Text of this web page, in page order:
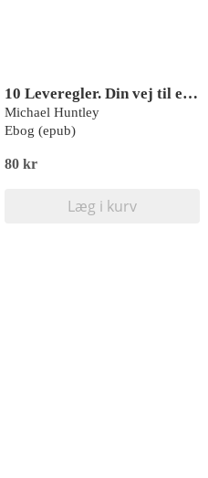
10 Leveregler. Din vej til et liv i balance
Michael Huntley
Ebog (epub)
80 kr
Læg i kurv